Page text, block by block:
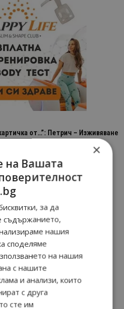
от…”: Петрич – Изживяване
от…”: Пловдив, градът на
06/2026 10:00
от…”: Перник – град на
06/2026 09:01
×
на Вашата
за да
съдържанието,
нашия
споделяме
на нашия
с нашите
и анализи, които
с друга
сте им